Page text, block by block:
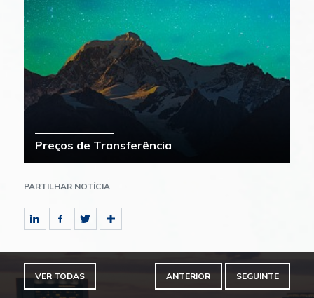
Preços de Transferência
PARTILHAR NOTÍCIA
VER TODAS ANTERIOR SEGUINTE